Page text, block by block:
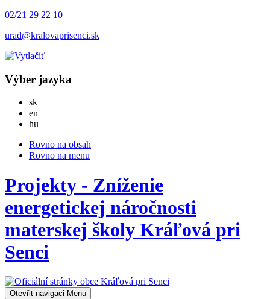
02/21 29 22 10
urad@kralovaprisenci.sk
Výber jazyka
skSlovensky
en
hu
Rovno na obsah
Rovno na menu
Projekty - Zníženie
energetickej náročnosti
materskej školy Kráľová pri
Senci
Otevřit navigaci Menu